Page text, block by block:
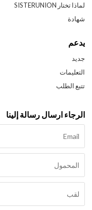
لماذا تختار SISTERUNION
شهادة
يدعم
جديد
التعليمات
تتبع الطلب
الرجاء ارسال رسالة إلينا